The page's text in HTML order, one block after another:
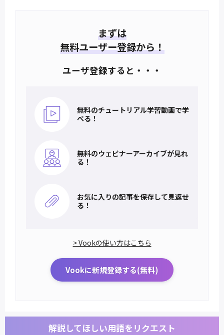
まずは
無料ユーザー登録から！
ユーザ登録すると・・・
無料のチュートリアル学習動画で学
べる！
無料のウェビナーアーカイブが見れ
る！
お気に入りの記事を保存して見返せ
る！
> Vookの使い方はこちら
Vookに新規登録する(無料)
解説してほしい用語をリクエスト